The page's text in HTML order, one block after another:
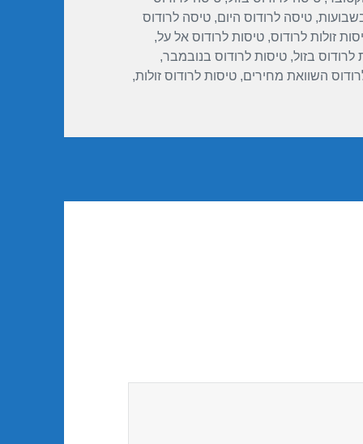
,טיסה לרודוס היום,טיסה לרודוס
זולות לרודוס,טיסות לרודוס אל על,
לרודוס בזול,טיסות לרודוס בנובמבר,
השוואת מחירים,טיסות לרודוס זולות,